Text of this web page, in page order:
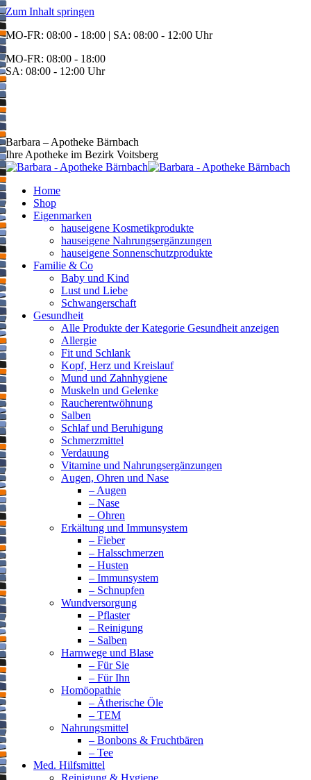
Zum Inhalt springen
MO-FR: 08:00 - 18:00 | SA: 08:00 - 12:00 Uhr
MO-FR: 08:00 - 18:00
SA: 08:00 - 12:00 Uhr
BEREITSCHAFT
+43 3142 62553
Barbara – Apotheke Bärnbach
Ihre Apotheke im Bezirk Voitsberg
Home
Shop
Eigenmarken
hauseigene Kosmetikprodukte
hauseigene Nahrungsergänzungen
hauseigene Sonnenschutzprodukte
Familie & Co
Baby und Kind
Lust und Liebe
Schwangerschaft
Gesundheit
Alle Produkte der Kategorie Gesundheit anzeigen
Allergie
Fit und Schlank
Kopf, Herz und Kreislauf
Mund und Zahnhygiene
Muskeln und Gelenke
Raucherentwöhnung
Salben
Schlaf und Beruhigung
Schmerzmittel
Verdauung
Vitamine und Nahrungsergänzungen
Augen, Ohren und Nase
– Augen
– Nase
– Ohren
Erkältung und Immunsystem
– Fieber
– Halsschmerzen
– Husten
– Immunsystem
– Schnupfen
Wundversorgung
– Pflaster
– Reinigung
– Salben
Harnwege und Blase
– Für Sie
– Für Ihn
Homöopathie
– Ätherische Öle
– TEM
Nahrungsmittel
– Bonbons & Fruchtbären
– Tee
Med. Hilfsmittel
Reinigung & Hygiene